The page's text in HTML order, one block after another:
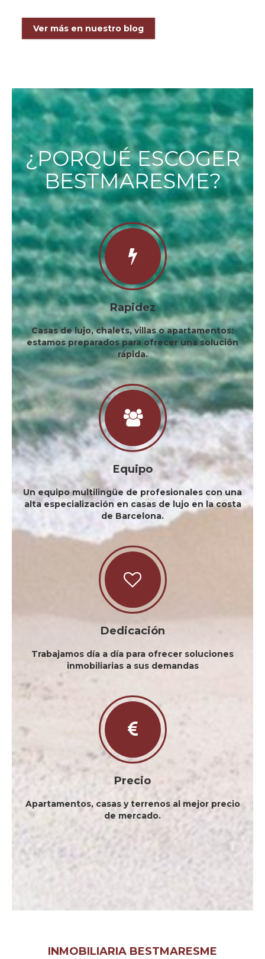
Ver más en nuestro blog
¿PORQUÉ ESCOGER
BESTMARESME?
Rapidez
Casas de lujo, chalets, villas o apartamentos:
estamos preparados para ofrecer una solución
rápida.
Equipo
Un equipo multilingüe de profesionales con una
alta especialización en casas de lujo en la costa
de Barcelona.
Dedicación
Trabajamos día a día para ofrecer soluciones
inmobiliarias a sus demandas
Precio
Apartamentos, casas y terrenos al mejor precio
de mercado.
INMOBILIARIA BESTMARESME